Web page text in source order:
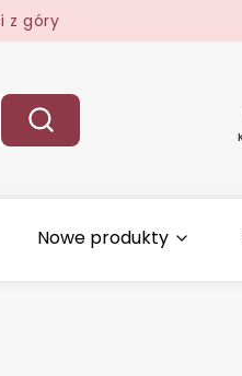
z góry
Szukaj
Nowe produkty